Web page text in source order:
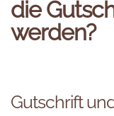
die
werden?
Gutschrift